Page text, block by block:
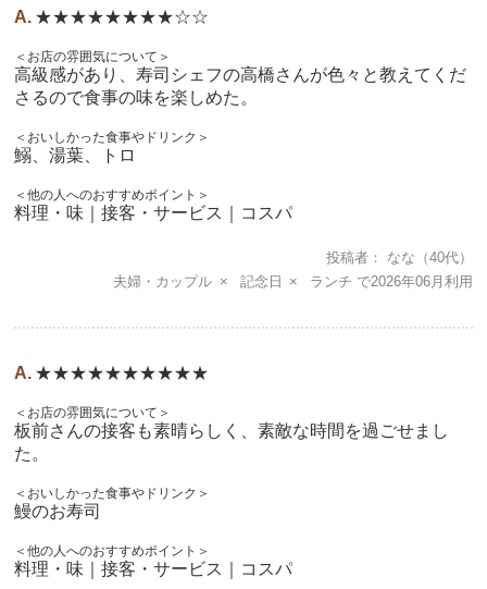
★★★★★★★★☆☆
＜お店の雰囲気について＞
高級感があり、寿司シェフの高橋さんが色々と教えてくだ
さるので食事の味を楽しめた。
＜おいしかった食事やドリンク＞
鰯、湯葉、トロ
＜他の人へのおすすめポイント＞
料理・味｜接客・サービス｜コスパ
投稿者 なな （40代）
夫婦・カップル
記念日 ランチ 2026年06月
★★★★★★★★★★
＜お店の雰囲気について＞
板前さんの接客も素晴らしく、素敵な時間を過ごせまし
た。
＜おいしかった食事やドリンク＞
鰻のお寿司
＜他の人へのおすすめポイント＞
料理・味｜接客・サービス｜コスパ